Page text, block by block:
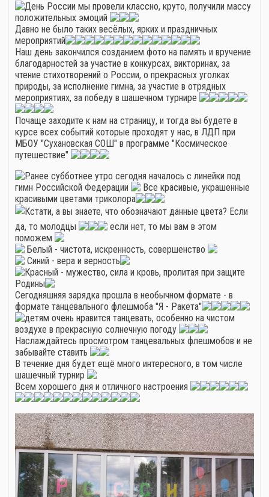
День России мы провели классно, круто, получили массу
положительных эмоций
Давно не было таких весёлых, ярких и праздничных
мероприятий
Наш день закончился созданием фото на память и вручение
благодарностей за участие в конкурсах, викторинах, за
чтение стихотворений о России, о прекрасных уголках
природы, за исполнение гимна, за участие в отрядных
мероприятиях, за победу в шашечном турнире
Почаще заходите к нам на страницу, и тогда вы будете в
курсе всех событий которые проходят у нас, в ЛДП при
МБОУ "Сухановская СОШ" в программе "Космическое
путешествие"
Ранее субботнее утро сегодня началось с линейки под
гимн Российской Федерации
Все красивые, украшенные
красивыми цветами триколора
Кстати, а вы знаете, что обозначают данные цвета? Если
да, то молодцы
если нет, то мы вам в этом
поможем
Белый - чистота, искренность, совершенство
Синий - вера и верность
Красный - мужество, сила и кровь, пролитая при защите
Родины
Сегодняшняя зарядка прошла в необычном формате - в
формате танцевального флешмоба "Я - Ракета"
детям очень нравится танцевать, особенно на чистом
воздухе в прекрасную солнечную погоду
Наслаждайтесь просмотром танцевальных флешмобов и не
забывайте ставить
В течение дня будет ещё много интересного, в том числе
шашечный турнир
Всем хорошего дня и отличного настроения